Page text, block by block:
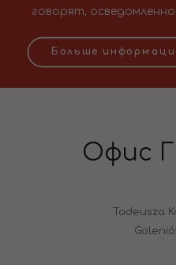
говорят,
Больше
Офис
Tadeusza